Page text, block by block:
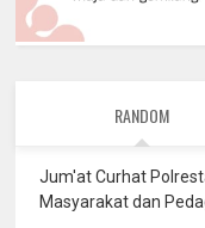
RANDOM
Jum'at Curhat
Masyarakat dan